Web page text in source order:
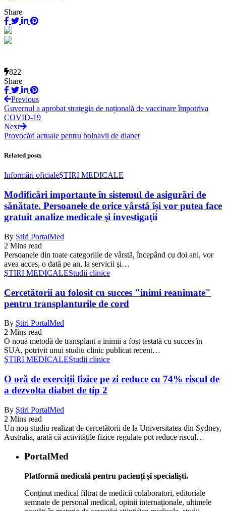
Share
822
Share
Previous
Guvernul a aprobat strategia de națională de vaccinare împotriva
COVID-19
Next
Provocări actuale pentru bolnavii de diabet
Related posts
Informări oficialeŞTIRI MEDICALE
Modificări importante în sistemul de asigurări de
sănătate. Persoanele de orice vârstă își vor putea face
gratuit analize medicale şi investigaţii
By Știri PortalMed
2 Mins read
Persoanele din toate categoriile de vârstă, începând cu doi ani, vor
avea acces, o dată pe an, la servicii şi…
ŞTIRI MEDICALEStudii clinice
Cercetătorii au folosit cu succes "inimi reanimate"
pentru transplanturile de cord
By Știri PortalMed
2 Mins read
O nouă metodă de transplant a inimii a fost testată cu succes în
SUA, potrivit unui studiu clinic publicat recent…
ŞTIRI MEDICALEStudii clinice
O oră de exerciții fizice pe zi reduce cu 74% riscul de
a dezvolta diabet de tip 2
By Știri PortalMed
2 Mins read
Un nou studiu realizat de cercetătorii de la Universitatea din Sydney,
Australia, arată că activitățile fizice regulate pot reduce riscul…
PortalMed
Platformă medicală pentru pacienți și specialiști.
Conținut medical filtrat de medicii colaboratori, editoriale
semnate de personal medical, opinii internaționale, ultimele